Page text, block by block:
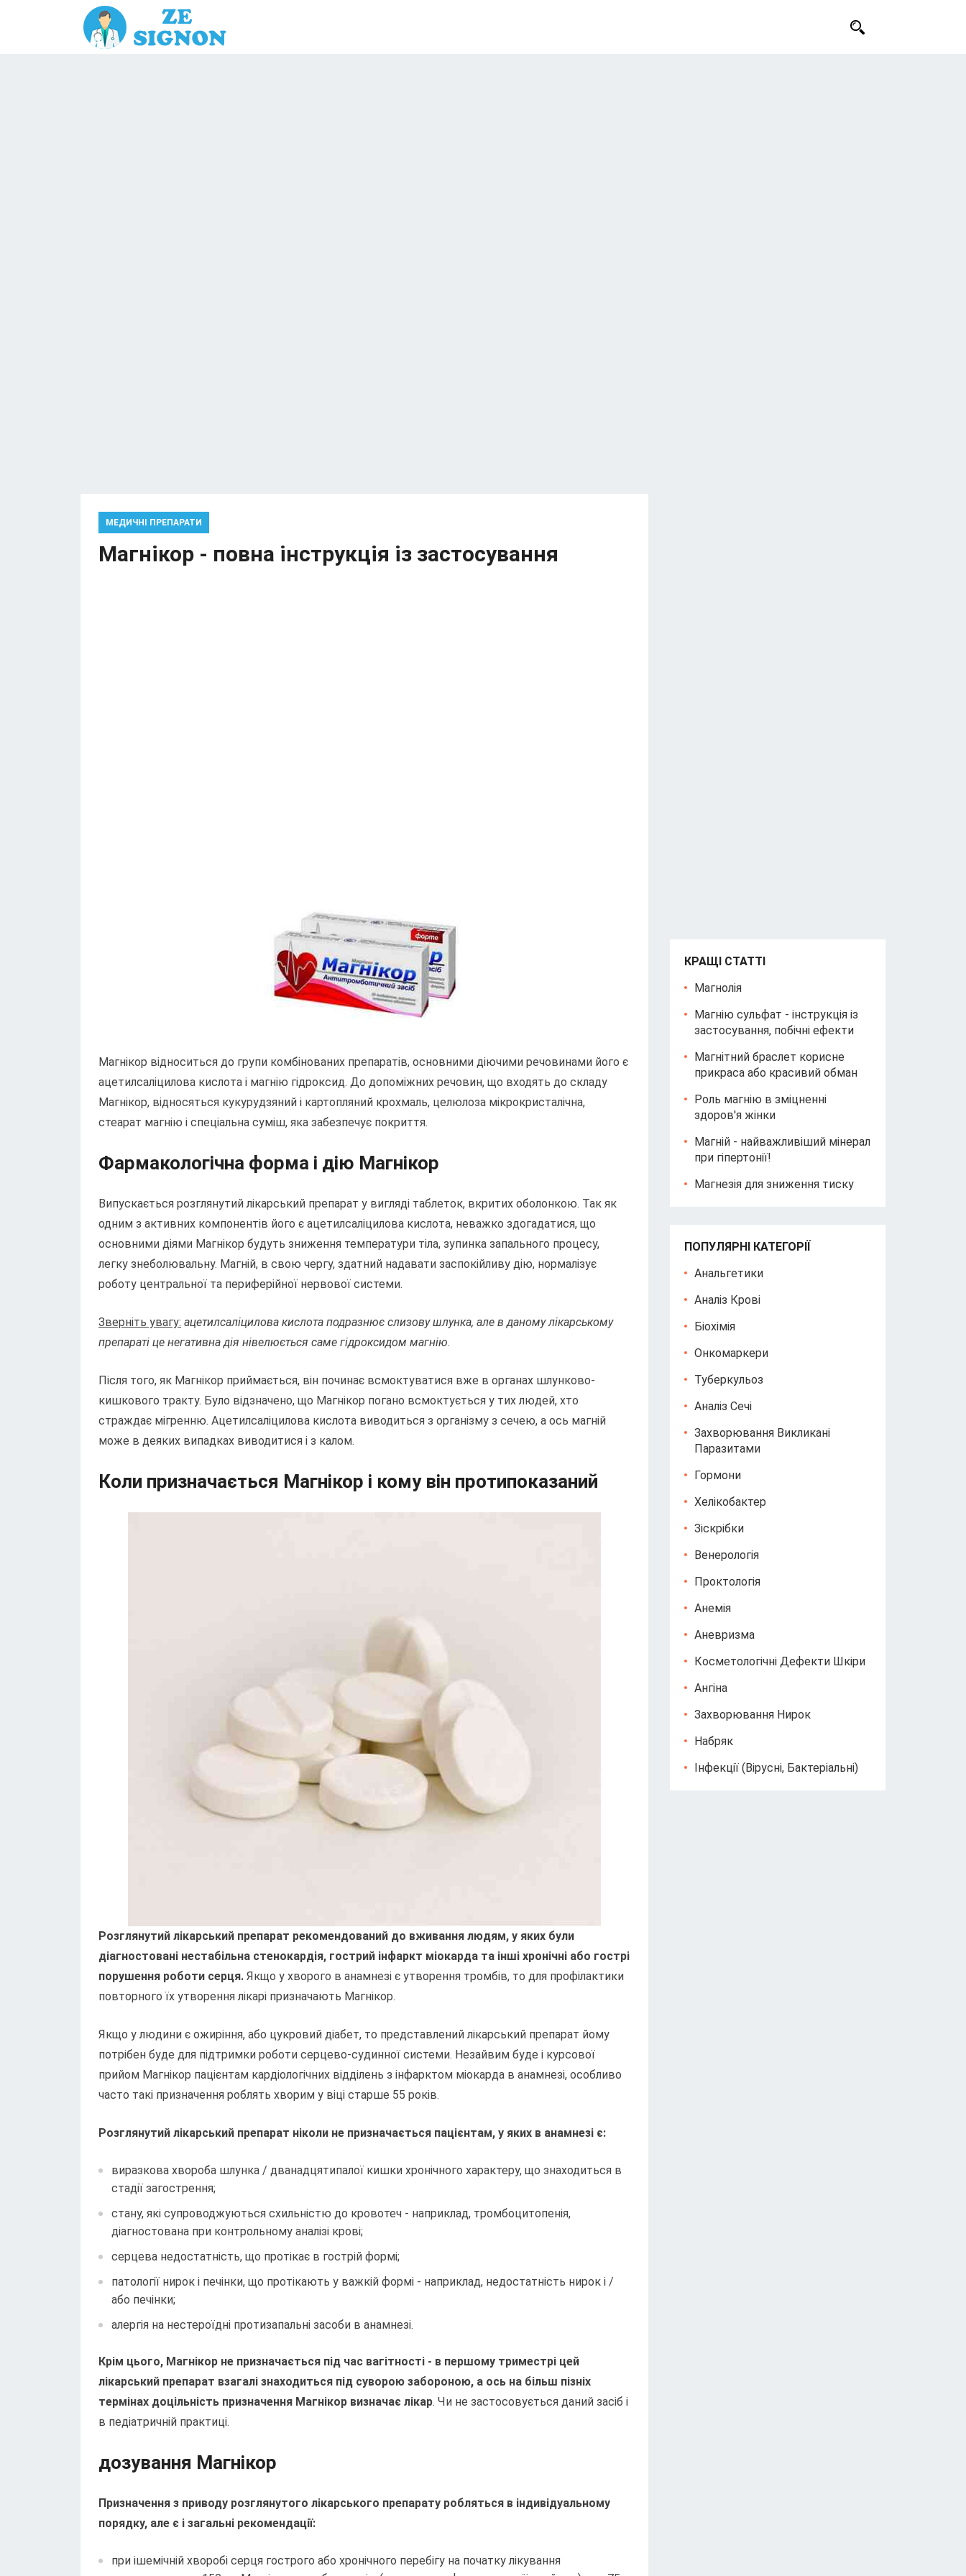
МЕДИЧНІ ПРЕПАРАТИ
Магнікор - повна інструкція із застосування
Магнікор відноситься до групи комбінованих препаратів, основними діючими речовинами його є
ацетилсаліцилова кислота і магнію гідроксид. До допоміжних речовин, що входять до складу
Магнікор, відносяться кукурудзяний і картопляний крохмаль, целюлоза мікрокристалічна,
стеарат магнію і спеціальна суміш, яка забезпечує покриття.
Фармакологічна форма і дію Магнікор
Випускається розглянутий лікарський препарат у вигляді таблеток, вкритих оболонкою. Так як
одним з активних компонентів його є ацетилсаліцилова кислота, неважко здогадатися, що
основними діями Магнікор будуть зниження температури тіла, зупинка запального процесу,
легку знеболювальну. Магній, в свою чергу, здатний надавати заспокійливу дію, нормалізує
роботу центральної та периферійної нервової системи.
Зверніть увагу: ацетилсаліцилова кислота подразнює слизову шлунка, але в даному лікарському
препараті це негативна дія нівелюється саме гідроксидом магнію.
Після того, як Магнікор приймається, він починає всмоктуватися вже в органах шлунково-
кишкового тракту. Було відзначено, що Магнікор погано всмоктується у тих людей, хто
страждає мігренню. Ацетилсаліцилова кислота виводиться з організму з сечею, а ось магній
може в деяких випадках виводитися і з калом.
Коли призначається Магнікор і кому він протипоказаний
Розглянутий лікарський препарат рекомендований до вживання людям, у яких були
діагностовані нестабільна стенокардія, гострий інфаркт міокарда та інші хронічні або гострі
порушення роботи серця. Якщо у хворого в анамнезі є утворення тромбів, то для профілактики
повторного їх утворення лікарі призначають Магнікор.
Якщо у людини є ожиріння, або цукровий діабет, то представлений лікарський препарат йому
потрібен буде для підтримки роботи серцево-судинної системи. Незайвим буде і курсової
прийом Магнікор пацієнтам кардіологічних відділень з інфарктом міокарда в анамнезі, особливо
часто такі призначення роблять хворим у віці старше 55 років.
Розглянутий лікарський препарат ніколи не призначається пацієнтам, у яких в анамнезі є:
виразкова хвороба шлунка / дванадцятипалої кишки хронічного характеру, що знаходиться в
стадії загострення;
стану, які супроводжуються схильністю до кровотеч - наприклад, тромбоцитопенія,
діагностована при контрольному аналізі крові;
серцева недостатність, що протікає в гострій формі;
патології нирок і печінки, що протікають у важкій формі - наприклад, недостатність нирок і /
або печінки;
алергія на нестероїдні протизапальні засоби в анамнезі.
Крім цього, Магнікор не призначається під час вагітності - в першому триместрі цей
лікарський препарат взагалі знаходиться під суворою забороною, а ось на більш пізніх
термінах доцільність призначення Магнікор визначає лікар. Чи не застосовується даний засіб і
в педіатричній практиці.
дозування Магнікор
Призначення з приводу розглянутого лікарського препарату робляться в індивідуальному
порядку, але є і загальні рекомендації:
при ішемічній хворобі серця гострого або хронічного перебігу на початку лікування
КРАЩІ СТАТТІ
Магнолія
Магнію сульфат - інструкція із
застосування, побічні ефекти
Магнітний браслет корисне
прикраса або красивий обман
Роль магнію в зміцненні
здоров'я жінки
Магній - найважливіший мінерал
при гіпертонії!
Магнезія для зниження тиску
ПОПУЛЯРНІ КАТЕГОРІЇ
Анальгетики
Аналіз Крові
Біохімія
Онкомаркери
Туберкульоз
Аналіз Сечі
Захворювання Викликані
Паразитами
Гормони
Хелікобактер
Зіскрібки
Венерологія
Проктологія
Анемія
Аневризма
Косметологічні Дефекти Шкіри
Ангіна
Захворювання Нирок
Набряк
Інфекції (вірусні, Бактеріальні)